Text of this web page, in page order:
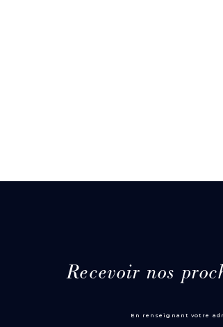
Recevoir nos
En renseignant votre